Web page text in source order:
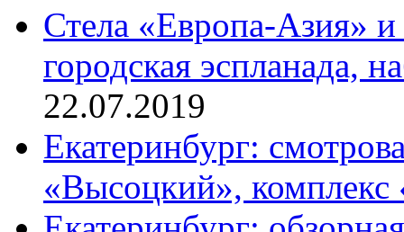
Стела «Европа-Азия»
городская эспланада,
22.07.2019
Екатеринбург:
«Высоцкий», комплекс